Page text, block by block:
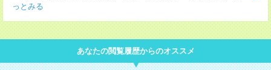
っとみる
あなたの閲覧履歴からのオススメ